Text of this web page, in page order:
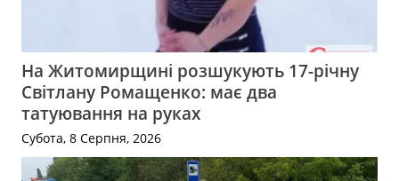
На Житомирщині розшукують 17-річну
Світлану Ромащенко: має два
татуювання на руках
Субота, 8 Серпня, 2026